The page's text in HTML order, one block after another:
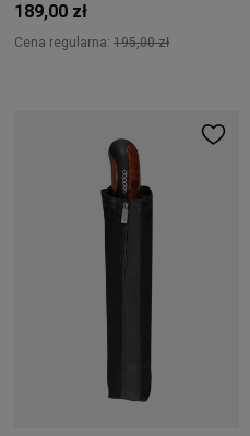
189,00 zł
Cena regularna: 195,00 zł